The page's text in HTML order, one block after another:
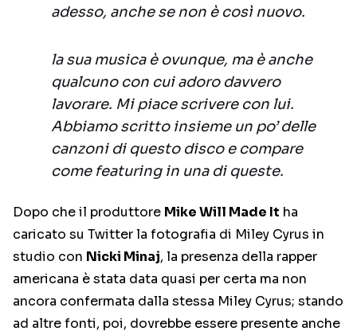
adesso, anche se non è così nuovo.
la sua musica è ovunque, ma è anche
qualcuno con cui adoro davvero
lavorare. Mi piace scrivere con lui.
Abbiamo scritto insieme un po’ delle
canzoni di questo disco e compare
come featuring in una di queste.
Dopo che il produttore Mike Will Made It ha
caricato su Twitter la fotografia di Miley Cyrus in
studio con Nicki Minaj, la presenza della rapper
americana è stata data quasi per certa ma non
ancora confermata dalla stessa Miley Cyrus; stando
ad altre fonti, poi, dovrebbe essere presente anche